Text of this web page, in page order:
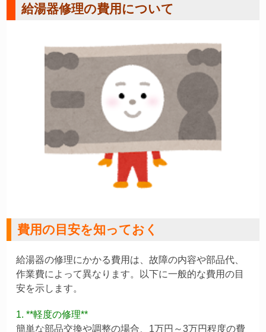
給湯器修理の費用について
費用の目安を知っておく
給湯器の修理にかかる費用は、故障の内容や部品代、
作業費によって異なります。以下に一般的な費用の目
安を示します。
1. **軽度の修理**
簡単な部品交換や調整の場合、1万円～3万円程度の費